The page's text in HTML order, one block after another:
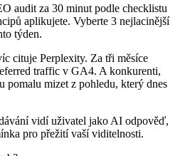
audit za 30 minut podle checklistu
aplikujete. Vyberte 3 nejlacinější
týden.
cituje Perplexity. Za tři měsíce
traffic v GA4. A konkurenti,
pomalu mizet z pohledu, který dnes
vidí uživatel jako AI odpověď,
pro přežití vaší viditelnosti.